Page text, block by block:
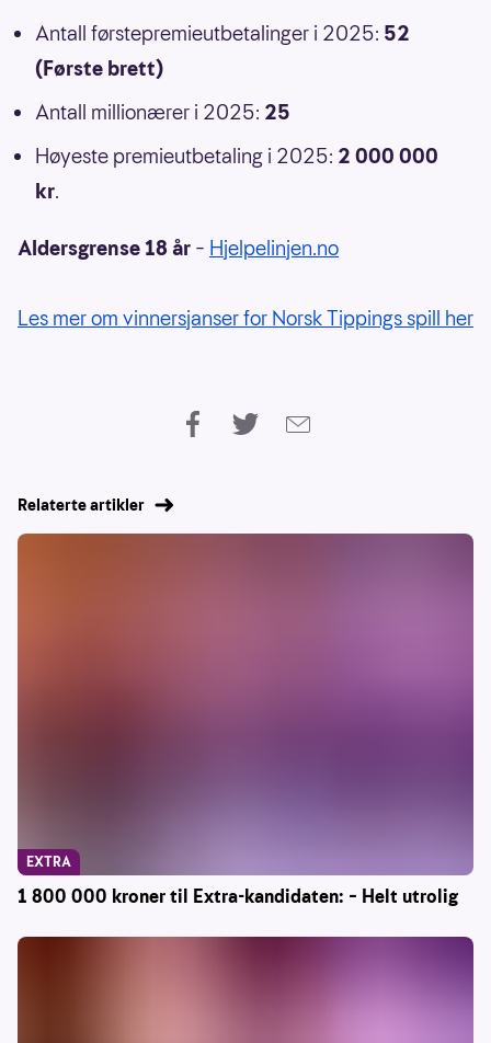
Antall førstepremieutbetalinger i 2025: 52
(Første brett)
Antall millionærer i 2025: 25
Høyeste premieutbetaling i 2025: 2 000 000
kr.
Aldersgrense 18 år – Hjelpelinjen.no
Les mer om vinnersjanser for Norsk Tippings spill her
Relaterte artikler
1 800 000 kroner til Extra-kandidaten: – Helt utrolig
EXTRA